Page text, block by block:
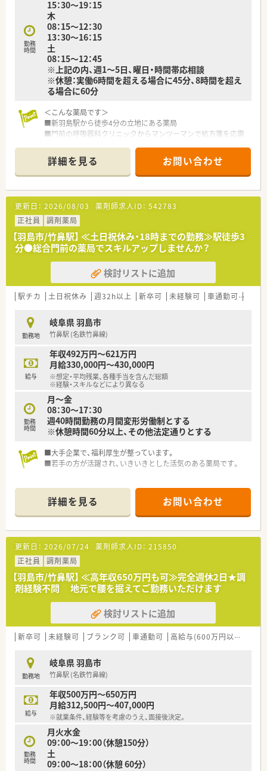
勤務
時間
15：30～19：15
木
08：15～12：30
13：30～16：15
土
08：15～12：45
※上記の内、週1～5日、曜日・時間帯応相談
※休憩：実働6時間を超える場合に45分、8時間を超え
る場合に60分
＜こんな薬局です＞
■新羽島駅から徒歩4分の立地にある薬局
■門前の呼吸器科クリニックからマンツーマンで処方箋を応需
■施設在宅にも対応しています
＜オススメポイント＞
■扶養範囲内から検討可能なので、まずは働ける条件をお問合せ
下さい
■ヘルプ体制が整っており、お休みの融通が利きやすいのも魅力
です
詳細を見る お問い合わせ
更新日： 2026/08/03 薬剤師求人ID： 542783
正社員
調剤薬局
【羽島市/竹鼻駅】 ≪土日祝休み・18時までの勤務≫駅徒歩3
分●総合門前の薬局でスキルアップしませんか？
検討リストに追加
駅チカ 土日祝休み 週32h以上 新卒可 未経験可 車通勤可
勤務地
岐阜県 羽島市
竹鼻駅 (名鉄竹鼻線)
給与
年収492万円～621万円
月給330,000円～430,000円
※想定・平均残業、各種手当を含んだ総額
※経験・スキルなどにより異なる
勤務
時間
月～金
08：30～17：30
週40時間勤務の月間変形労働制とする
※休憩時間60分以上、その他法定通りとする
■大手企業で、福利厚生が整っています。
■若手の方が活躍され、いきいきとした活気のある薬局です。
詳細を見る お問い合わせ
更新日： 2026/07/24 薬剤師求人ID： 215850
正社員
調剤薬局
【羽島市/竹鼻駅】 ≪高年収650万円も可≫完全週休2日★調
剤経験不問 地元で腰を据えてご勤務いただけます
検討リストに追加
新卒可 未経験可 ブランク可 車通勤可 高給与(600万円以上)
勤務地
岐阜県 羽島市
竹鼻駅 (名鉄竹鼻線)
給与
年収500万円～650万円
月給312,500円～407,000円
※就業条件、経験等を考慮のうえ、面接後決定。
勤務
時間
月火水金
09：00～19：00（休憩150分）
土
09：00～18：00（休憩 60分）